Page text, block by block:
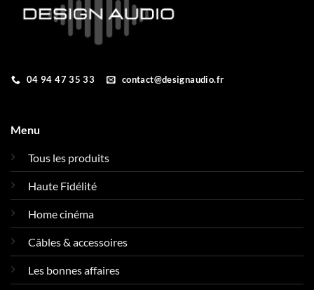
04 94 47 35 33 contact@designaudio.fr
Menu
Tous les produits
Haute Fidélité
Home cinéma
Câbles & accessoires
Les bonnes affaires